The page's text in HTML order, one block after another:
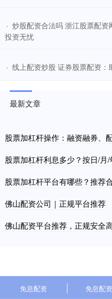
· 炒股配资合法吗 浙江股票配
投资无忧
· 线上配资炒股 证券股票配资：
最新文章
股票加杠杆操作：融资融券、
股票加杠杆利息多少？按日/月
股票加杠杆平台有哪些？推荐
佛山配资公司｜正规平台推荐
佛山配资平台推荐，正规安全
免息配资 免息配